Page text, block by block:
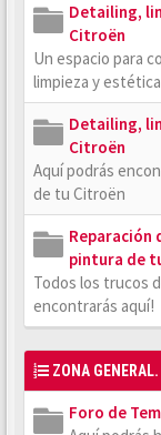
Detailing,
Citroën
Un espacio para
limpieza y
Detailing,
Citroën
Aquí podrás
de tu Citroën
Reparación
pintura de
Todos los trucos
encontrarás aquí!
ZONA GENERAL.
Foro de